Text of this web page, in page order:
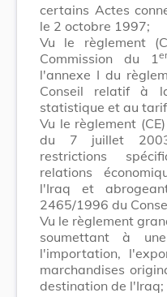
certains Actes
le 2 octobre 1997;
Vu le règlement
Commission du 1
l'annexe I du
Conseil relatif à
statistique et au
Vu le règlement
du 7 juillet 2003
restrictions
relations
l'Iraq et
2465/1996 du
Vu le règlement
soumettant à
l'importation,
marchandises
destination de l'Iraq;